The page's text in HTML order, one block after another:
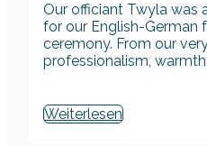
Our officiant Twyla was
for our English-German
ceremony. From our
professionalism,
Weiterlesen